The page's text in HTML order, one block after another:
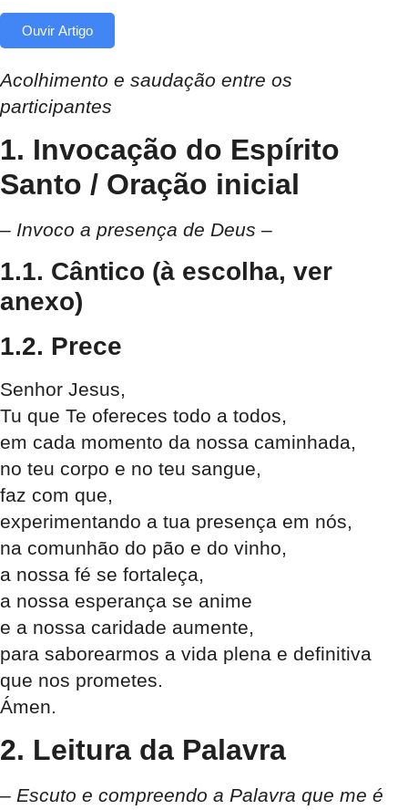
Ouvir Artigo
Acolhimento e saudação entre os
participantes
1. Invocação do Espírito
Santo / Oração inicial
– Invoco a presença de Deus –
1.1. Cântico (à escolha, ver
anexo)
1.2. Prece
Senhor Jesus,
Tu que Te ofereces todo a todos,
em cada momento da nossa caminhada,
no teu corpo e no teu sangue,
faz com que,
experimentando a tua presença em nós,
na comunhão do pão e do vinho,
a nossa fé se fortaleça,
a nossa esperança se anime
e a nossa caridade aumente,
para saborearmos a vida plena e definitiva
que nos prometes.
Ámen.
2. Leitura da Palavra
– Escuto e compreendo a Palavra que me é